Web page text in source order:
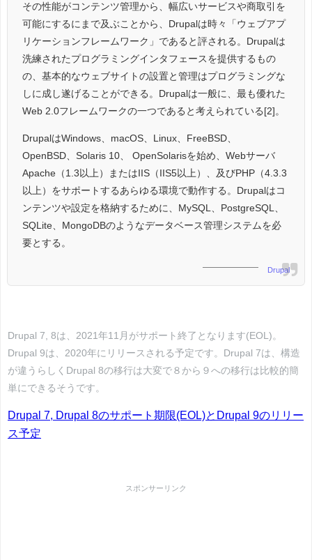
その性能がコンテンツ管理から、幅広いサービスや商取引を
可能にするにまで及ぶことから、Drupalは時々「ウェブアプ
リケーションフレームワーク」であると評される。Drupalは
洗練されたプログラミングインタフェースを提供するもの
の、基本的なウェブサイトの設置と管理はプログラミングな
しに成し遂げることができる。Drupalは一般に、最も優れた
Web 2.0フレームワークの一つであると考えられている[2]。
DrupalはWindows、macOS、Linux、FreeBSD、
OpenBSD、Solaris 10、 OpenSolarisを始め、Webサーバ
Apache（1.3以上）またはIIS（IIS5以上）、及びPHP（4.3.3
以上）をサポートするあらゆる環境で動作する。Drupalはコ
ンテンツや設定を格納するために、MySQL、PostgreSQL、
SQLite、MongoDBのようなデータベース管理システムを必
要とする。
Drupal
Drupal 7, 8は、2021年11月がサポート終了となります(EOL)。
Drupal 9は、2020年にリリースされる予定です。Drupal 7は、構造
が違うらしくDrupal 8の移行は大変で８から９への移行は比較的簡
単にできるそうです。
Drupal 7, Drupal 8のサポート期限(EOL)とDrupal 9のリリー
ス予定
スポンサーリンク